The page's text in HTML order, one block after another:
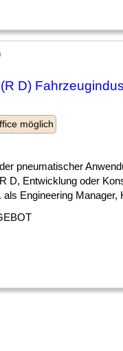
D)
möglich
pneumatischer
D, Entwicklung oder
Engineering Manager,